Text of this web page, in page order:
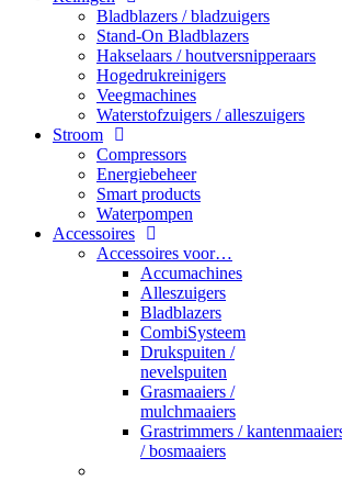
Bladblazers / bladzuigers
Stand-On Bladblazers
Hakselaars / houtversnipperaars
Hogedrukreinigers
Veegmachines
Waterstofzuigers / alleszuigers
Stroom
Compressors
Energiebeheer
Smart products
Waterpompen
Accessoires
Accessoires voor…
Accumachines
Alleszuigers
Bladblazers
CombiSysteem
Drukspuiten /
nevelspuiten
Grasmaaiers /
mulchmaaiers
Grastrimmers /
/ bosmaaiers